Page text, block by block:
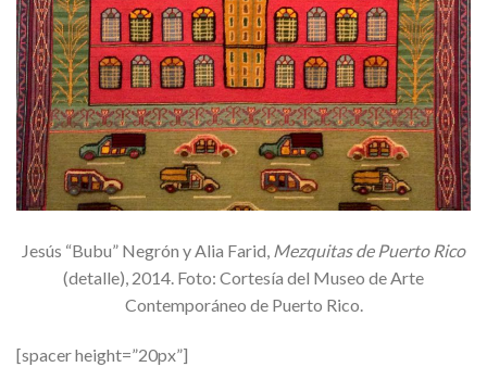
Jesús “Bubu” Negrón y Alia Farid, Mezquitas de Puerto Rico
(detalle), 2014. Foto: Cortesía del Museo de Arte
Contemporáneo de Puerto Rico.
[spacer height=”20px”]